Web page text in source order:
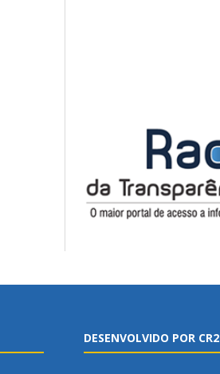
DESENVOLVIDO POR CR2